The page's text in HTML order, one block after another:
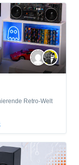
Retro-Welt